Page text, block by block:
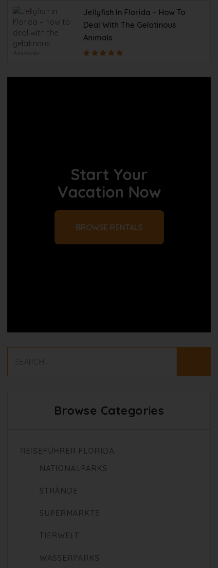
Jellyfish In Florida – How To
Deal With The Gelatinous
Animals
Start Your
Vacation Now
BROWSE RENTALS
Browse Categories
REISEFÜHRER FLORIDA
NATIONALPARKS
STRÄNDE
SUPERMÄRKTE
TIERWELT
WASSERPARKS